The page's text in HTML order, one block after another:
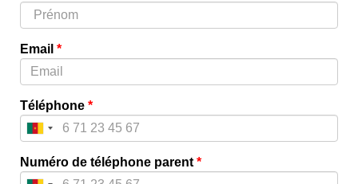
Email *
Téléphone *
Numéro de téléphone parent *